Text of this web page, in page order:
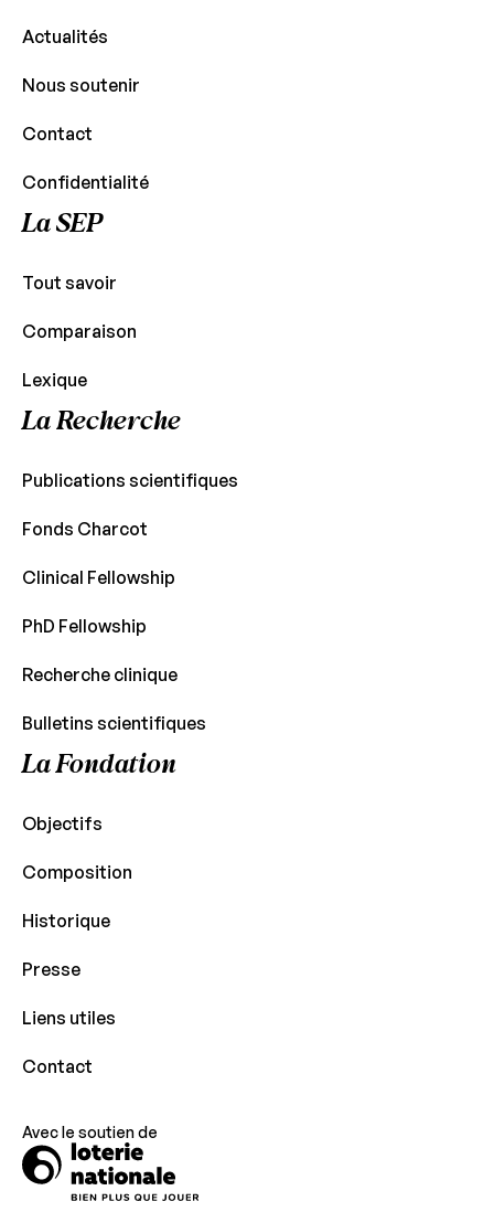
Actualités
Nous soutenir
Contact
Confidentialité
La SEP
Tout savoir
Comparaison
Lexique
La Recherche
Publications scientifiques
Fonds Charcot
Clinical Fellowship
PhD Fellowship
Recherche clinique
Bulletins scientifiques
La Fondation
Objectifs
Composition
Historique
Presse
Liens utiles
Contact
Avec le soutien de